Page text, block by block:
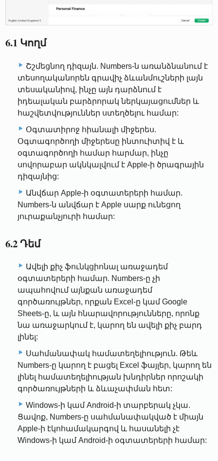
6.1 Կողմ
Շշմեցնող դիզայն. Numbers-ն առանձնանում է
տեսողականորեն գրավիչ ձևանմուշների լայն
տեսականիով, ինչը այն դարձնում է
իդեալական բարձրորակ ներկայացումներ և
հաշվետվություններ ստեղծելու համար:
Օգտատիրոջ հիանալի միջերես.
Օգտագործողի միջերեսը ինտուիտիվ է և
օգտագործողի համար հարմար, ինչը
սովորաբար ակնկալվում է Apple-ի ծրագրային
դիզայնից:
Անվճար Apple-ի օգտատերերի համար.
Numbers-ն անվճար է Apple սարք ունեցող
յուրաքանչյուրի համար:
6.2 Դեմ
Ավելի քիչ ֆունկցիոնալ առաջադեմ
օգտատերերի համար. Numbers-ը չի
ապահովում այնքան առաջադեմ
գործառույթներ, որքան Excel-ը կամ Google
Sheets-ը, և այն հնարավորությունները, որոնք
նա առաջարկում է, կարող են ավելի քիչ բարդ
լինել:
Սահմանափակ համատեղելիություն. Թեև
Numbers-ը կարող է բացել Excel ֆայլեր, կարող են
լինել համատեղելիության խնդիրներ որոշակի
գործառույթների և ձևաչափման հետ:
Windows-ի կամ Android-ի տարբերակ չկա.
Ցավոք, Numbers-ը սահմանափակված է միայն
Apple-ի էկոհամակարգով և հասանելի չէ
Windows-ի կամ Android-ի օգտատերերի համար: